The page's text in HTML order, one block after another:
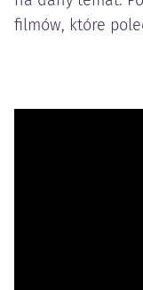
filmów, które